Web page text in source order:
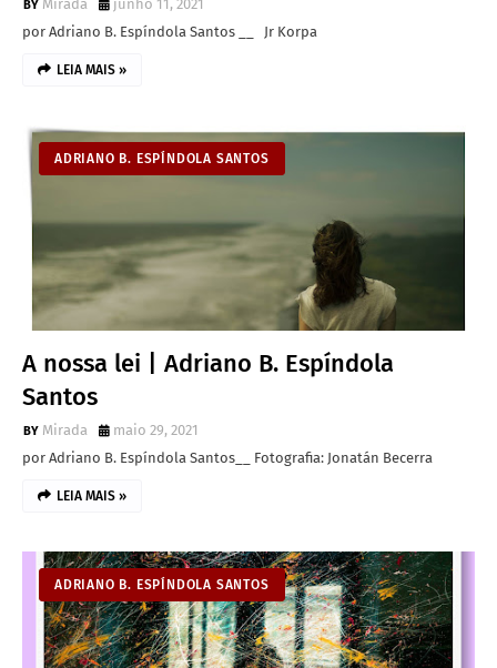
Mirada
junho 11, 2021
por Adriano B. Espíndola Santos __ Jr Korpa
LEIA MAIS »
ADRIANO B. ESPÍNDOLA SANTOS
A nossa lei | Adriano B. Espíndola
Santos
Mirada
maio 29, 2021
por Adriano B. Espíndola Santos__ Fotografia: Jonatán Becerra
LEIA MAIS »
ADRIANO B. ESPÍNDOLA SANTOS